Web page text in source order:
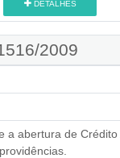
DETALHES
2009
a abertura de Crédito